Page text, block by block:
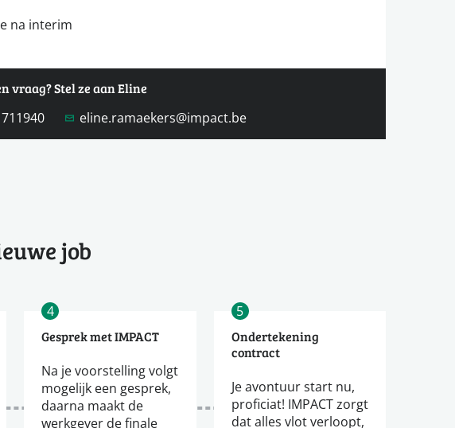
na interim
vraag? Stel ze aan Eline
eline.ramaekers@impact.be
job
4
Gesprek met IMPACT
Na je voorstelling volgt
mogelijk een gesprek,
daarna maakt de
werkgever de finale
5
Ondertekening
contract
Je avontuur start nu,
proficiat! IMPACT zorgt
dat alles vlot verloopt,